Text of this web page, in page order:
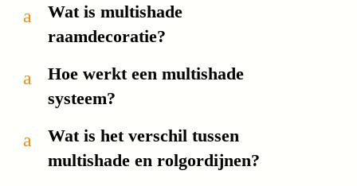
a
Wat is multishade
raamdecoratie?
a
Hoe werkt een multishade
systeem?
a
Wat is het verschil tussen
multishade en rolgordijnen?